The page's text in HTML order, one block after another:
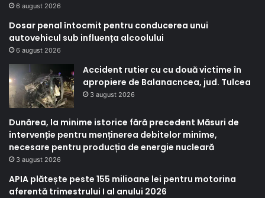
6 august 2026
Dosar penal întocmit pentru conducerea unui
autovehicul sub influența alcoolului
6 august 2026
Accident rutier cu cu două victime în
apropiere de Balanacncea, jud. Tulcea
3 august 2026
Dunărea, la minime istorice fără precedent Măsuri de
intervenție pentru menținerea debitelor minime,
necesare pentru producția de energie nucleară
3 august 2026
APIA plătește peste 155 milioane lei pentru motorina
aferentă trimestrului I al anului 2026